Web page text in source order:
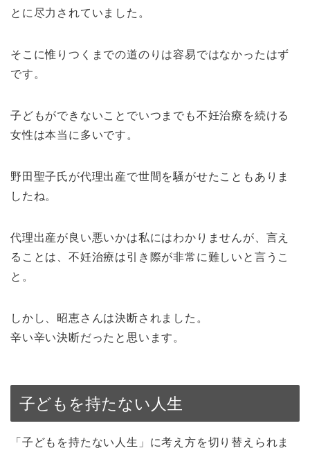
とに尽力されていました。
そこに惟りつくまでの道のりは容易ではなかったはず
です。
子どもができないことでいつまでも不妊治療を続ける
女性は本当に多いです。
野田聖子氏が代理出産で世間を騒がせたこともありま
したね。
代理出産が良い悪いかは私にはわかりませんが、言え
ることは、不妊治療は引き際が非常に難しいと言うこ
と。
しかし、昭恵さんは決断されました。
辛い辛い決断だったと思います。
子どもを持たない人生
「子どもを持たない人生」に考え方を切り替えられま